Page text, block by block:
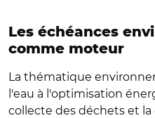
Les échéances
comme moteur
La thématique
l'eau à l'optimisation
collecte des déchets et